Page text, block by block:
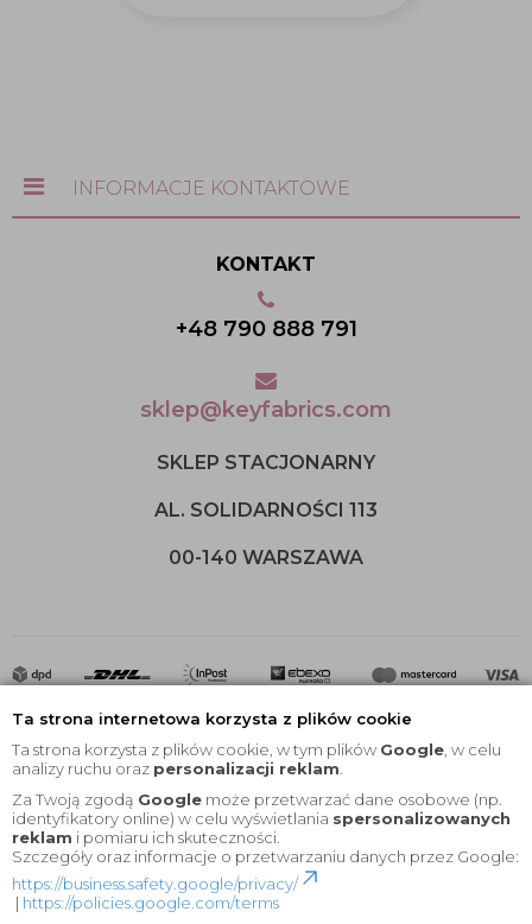
Ta strona internetowa korzysta z plików cookie
Ta strona korzysta z plików cookie, w tym plików Google , w celu
analizy ruchu oraz personalizacji reklam
Za Twoją zgodą Google może przetwarzać dane osobowe (np.
identyfikatory online) w celu wyświetlania spersonalizowanych
reklam i pomiaru ich skuteczności.
Szczegóły oraz informacje o przetwarzaniu danych przez Google:
https://business.safety.google/privacy/
| https://policies.google.com/terms
INFORMACJE KONTAKTOWE
KONTAKT
+48 790 888 791
sklep@keyfabrics.com
SKLEP STACJONARNY
AL. SOLIDARNOŚCI 113
00-140 WARSZAWA
2020 © Wszelkie Prawa Zastrzeżone |KEYfabrics
Projekt i oprogramowanie sklepu: